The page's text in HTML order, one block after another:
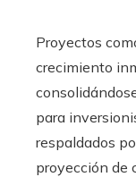
Proyectos
crecimiento
para
respaldados
proyección de